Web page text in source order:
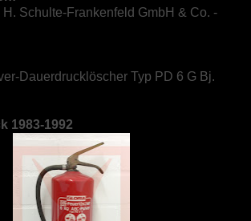
Schulte-Frankenfeld GmbH & Co. -
Dauerdrucklöscher Typ PD 6 G Bj.
1983-1992